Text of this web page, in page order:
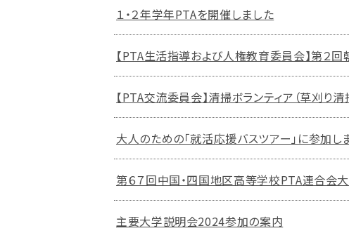
１・２年学年PTAを開催しました
【PTA生活指導および人権教育委員会】第２
【PTA交流委員会】清掃ボランティア（草刈り清
大人のための「就活応援バスツアー」に参加し
第６７回中国・四国地区高等学校PTA連合会
主要大学説明会2024参加の案内